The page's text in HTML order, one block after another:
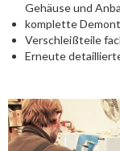
Gehäuse und
komplette
Verschleißteile
Erneute